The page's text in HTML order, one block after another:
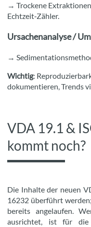
→ Trockene
Echtzeit‑Zähler.
Ursachenanalyse /
→
Wichtig:
dokumentieren, Trends
VDA 19.1 &
kommt noch?
Die Inhalte der neuen
16232 überführt
bereits angelaufen.
ausrichtet, ist für die